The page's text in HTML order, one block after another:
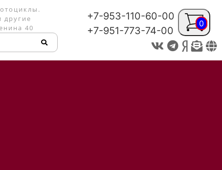
другие
40
+7-953-110-60-00
+7-951-773-74-00
0